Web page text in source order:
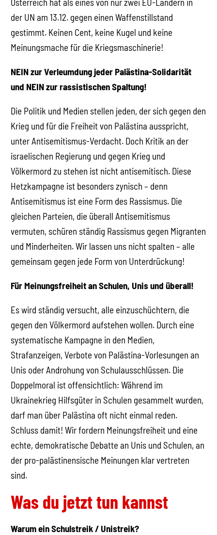
Österreich hat als eines von nur zwei EU-Ländern in
der UN am 13.12. gegen einen Waffenstillstand
gestimmt. Keinen Cent, keine Kugel und keine
Meinungsmache für die Kriegsmaschinerie!
NEIN zur Verleumdung jeder Palästina-Solidarität
und NEIN zur rassistischen Spaltung!
Die Politik und Medien stellen jeden, der sich gegen den
Krieg und für die Freiheit von Palästina ausspricht,
unter Antisemitismus-Verdacht. Doch Kritik an der
israelischen Regierung und gegen Krieg und
Völkermord zu stehen ist nicht antisemitisch. Diese
Hetzkampagne ist besonders zynisch – denn
Antisemitismus ist eine Form des Rassismus. Die
gleichen Parteien, die überall Antisemitismus
vermuten, schüren ständig Rassismus gegen Migranten
und Minderheiten. Wir lassen uns nicht spalten – alle
gemeinsam gegen jede Form von Unterdrückung!
Für Meinungsfreiheit an Schulen, Unis und überall!
Es wird ständig versucht, alle einzuschüchtern, die
gegen den Völkermord aufstehen wollen. Durch eine
systematische Kampagne in den Medien,
Strafanzeigen, Verbote von Palästina-Vorlesungen an
Unis oder Androhung von Schulausschlüssen. Die
Doppelmoral ist offensichtlich: Während im
Ukrainekrieg Hilfsgüter in Schulen gesammelt wurden,
darf man über Palästina oft nicht einmal reden.
Schluss damit! Wir fordern Meinungsfreiheit und eine
echte, demokratische Debatte an Unis und Schulen, an
der pro-palästinensische Meinungen klar vertreten
sind.
Was du jetzt tun kannst
Warum ein Schulstreik / Unistreik?